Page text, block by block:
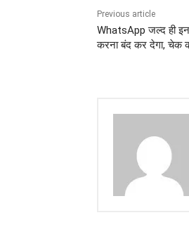
Previous article
WhatsApp जल्द ही इन
करना बंद कर देगा, चेक